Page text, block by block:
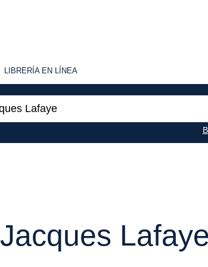
LIBRERÍA
LÍNEA
LIBRERÍA EN LÍNEA
Jacques Lafaye